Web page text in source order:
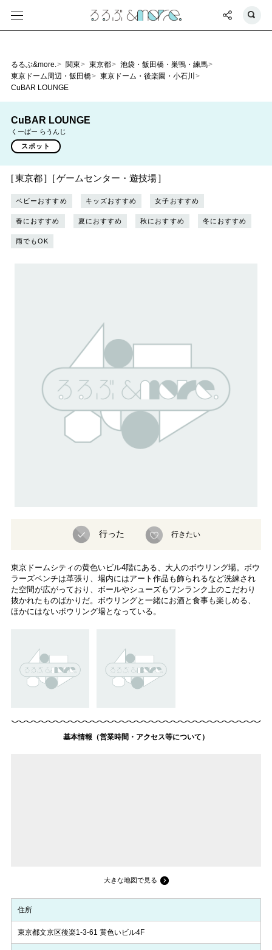
るるぶ&more. 関東 東京都
池袋・飯田橋・巣鴨・練馬
東京ドーム周辺・飯田橋
東京ドーム・後楽園・小石川
CuBAR LOUNGE
CuBAR LOUNGE
くーばー らうんじ
スポット
東京都 ゲームセンター・遊技場
ベビーおすすめ キッズおすすめ 女子おすすめ
春におすすめ 夏におすすめ 秋におすすめ 冬におすすめ
雨でもOK
行った 行きたい
東京ドームシティの黄色いビル4階にある、大人のボウリング場。ボウ
ラーズベンチは革張り、場内にはアート作品も飾られるなど洗練され
た空間が広がっており、ボールやシューズもワンランク上のこだわり
抜かれたものばかりだ。ボウリングと一緒にお酒と食事も楽しめる、
ほかにはないボウリング場となっている。
基本情報（営業時間・アクセス等について）
大きな地図で見る
住所
東京都文京区後楽1-3-61 黄色いビル4F